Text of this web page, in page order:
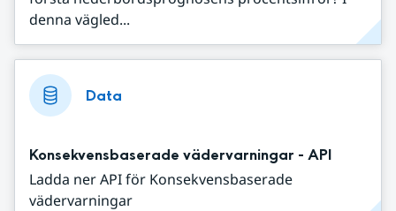
denna vägled...
Data
Konsekvensbaserade vädervarningar - API
Ladda ner API för Konsekvensbaserade
vädervarningar